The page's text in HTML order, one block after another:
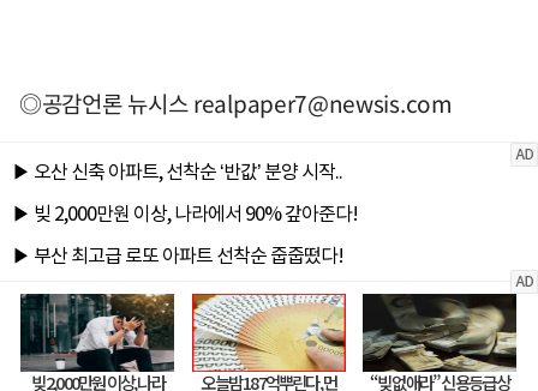
◎공감언론 뉴시스realpaper7@newsis.com